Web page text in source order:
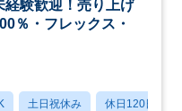
経験歓迎！売り上げ
％・フレックス・
土日祝休み 休日120日以上